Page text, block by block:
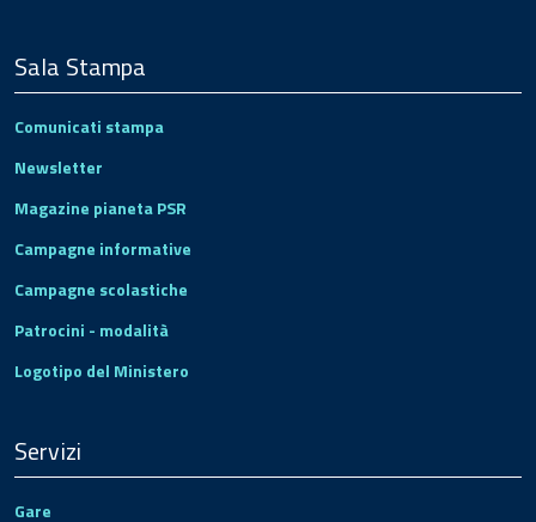
Sala Stampa
Comunicati stampa
Newsletter
Magazine pianeta PSR
Campagne informative
Campagne scolastiche
Patrocini - modalità
Logotipo del Ministero
Servizi
Gare